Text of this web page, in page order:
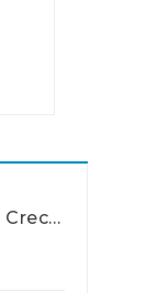
Educadoras para Creche e J.I., Lisboa